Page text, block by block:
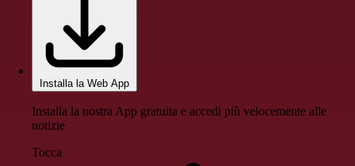
Installa la Web App
Installa la nostra App gratuita e accedi più velocemente alle
notizie
Tocca